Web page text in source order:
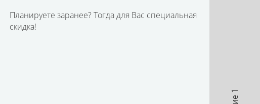
Планируете заранее? Тогда для Вас специальная
скидка!